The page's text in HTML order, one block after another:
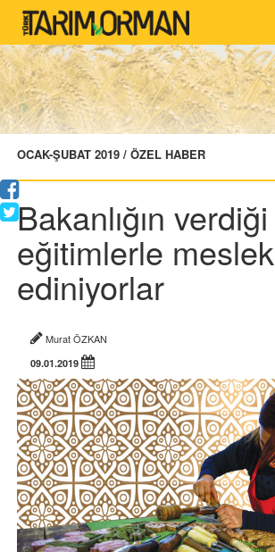
OCAK-ŞUBAT 2019 / ÖZEL HABER
Bakanlığın verdiği
eğitimlerle meslek
ediniyorlar
Murat ÖZKAN
09.01.2019